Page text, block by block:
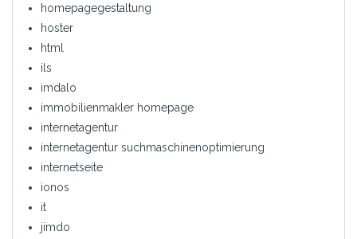
homepagegestaltung
hoster
html
ils
imdalo
immobilienmakler homepage
internetagentur
internetagentur suchmaschinenoptimierung
internetseite
ionos
it
jimdo